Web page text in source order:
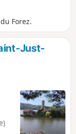
Forez.
Just-